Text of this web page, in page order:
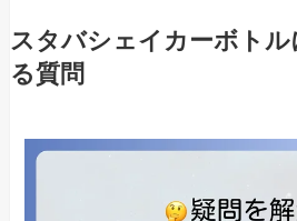
スタバシェイカーボト
る質問